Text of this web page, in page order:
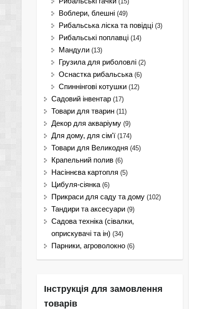
Воблери, блешні (49)
Рибальська ліска та повідці (3)
Рибальські поплавці (14)
Мандули (13)
Грузила для риболовлі (2)
Оснастка рибальська (6)
Спиннінгові котушки (12)
Садовий інвентар (17)
Товари для тварин (11)
Декор для акваріуму (9)
Для дому, для сім'ї (174)
Товари для Великодня (45)
Крапельний полив (6)
Насіннєва картопля (5)
Цибуля-сіянка (6)
Прикраси для саду та дому (102)
Тандири та аксесуари (9)
Садова техніка (сівалки,
оприскувачі та ін) (34)
Парники, агроволокно (6)
Інструкція для замовлення
товарів